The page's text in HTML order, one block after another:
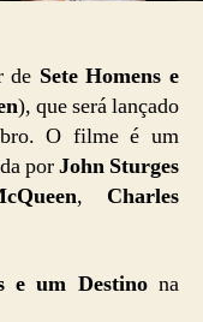
de Sete Homens e
), que será lançado
O filme é um
porJohn Sturges
, Charles
e um Destinona